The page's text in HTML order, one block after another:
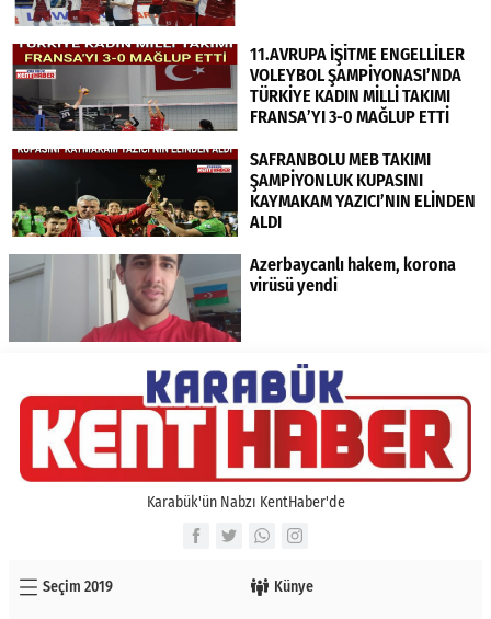
11.AVRUPA İŞİTME ENGELLİLER
VOLEYBOL ŞAMPİYONASI’NDA
TÜRKİYE KADIN MİLLİ TAKIMI
FRANSA’YI 3-0 MAĞLUP ETTİ
SAFRANBOLU MEB TAKIMI
ŞAMPİYONLUK KUPASINI
KAYMAKAM YAZICI’NIN ELİNDEN
ALDI
Azerbaycanlı hakem, korona
virüsü yendi
Karabük'ün Nabzı KentHaber'de
Seçim 2019 Künye